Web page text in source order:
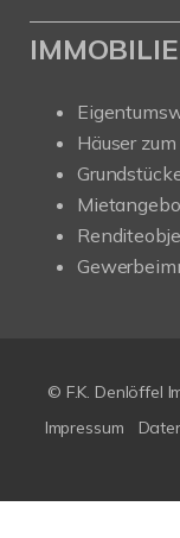
Häuser
© F.K. Denlöffel
Impressum